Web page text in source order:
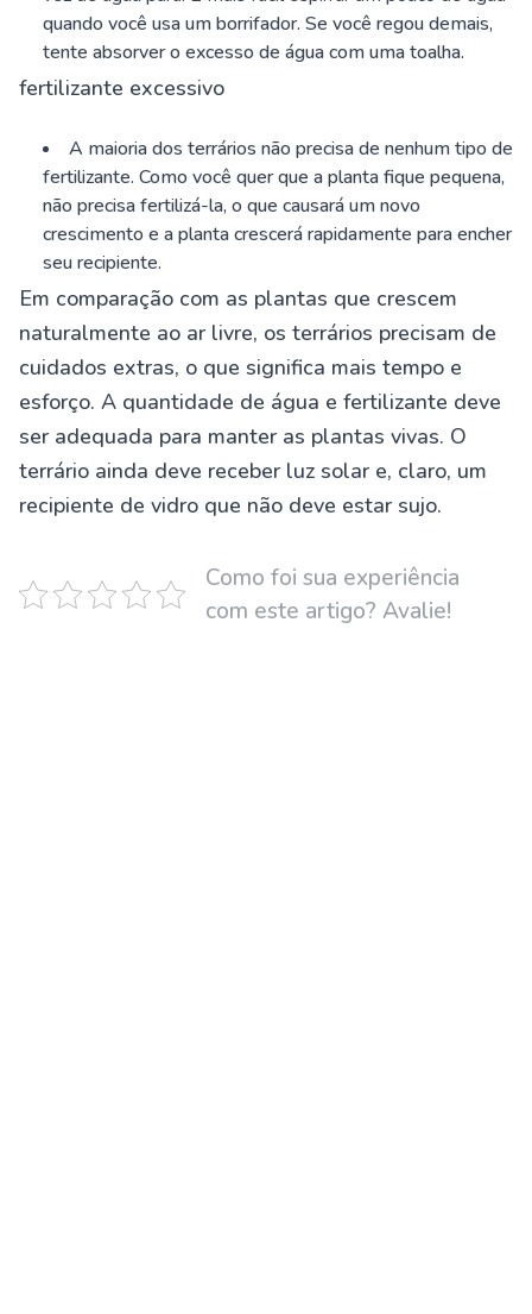
quando você usa um borrifador. Se você regou demais,
tente absorver o excesso de água com uma toalha.
fertilizante excessivo
A maioria dos terrários não precisa de nenhum tipo de
fertilizante. Como você quer que a planta fique pequena,
não precisa fertilizá-la, o que causará um novo
crescimento e a planta crescerá rapidamente para encher
seu recipiente.
Em comparação com as plantas que crescem
naturalmente ao ar livre, os terrários precisam de
cuidados extras, o que significa mais tempo e
esforço. A quantidade de água e fertilizante deve
ser adequada para manter as plantas vivas. O
terrário ainda deve receber luz solar e, claro, um
recipiente de vidro que não deve estar sujo.
Como foi sua experiência
com este artigo? Avalie!